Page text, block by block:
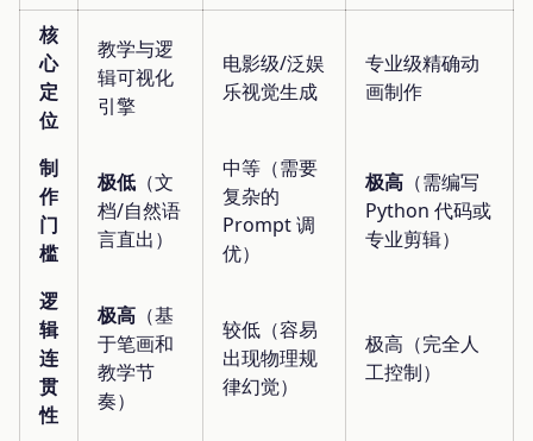
核
心
定
位
教学与逻
辑可视化
引擎
电影级/泛娱
乐视觉生成
专业级精确动
画制作
制
作
门
槛
极低 （文
档/自然语
言直出）
中等（需要
复杂的
Prompt 调
优）
极高 （需编写
Python 代码或
专业剪辑）
逻
辑
连
贯
性
极高 （基
于笔画和
教学节
奏）
较低（容易
出现物理规
律幻觉）
极高（完全人
工控制）